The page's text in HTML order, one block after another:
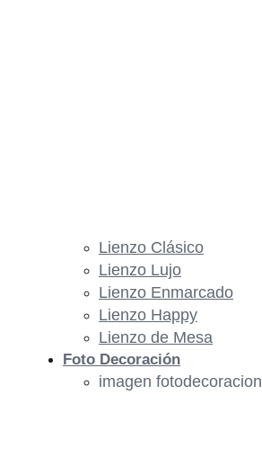
Lienzo Clásico
Lienzo Lujo
Lienzo Enmarcado
Lienzo Happy
Lienzo de Mesa
Foto Decoración
imagen fotodecoracion